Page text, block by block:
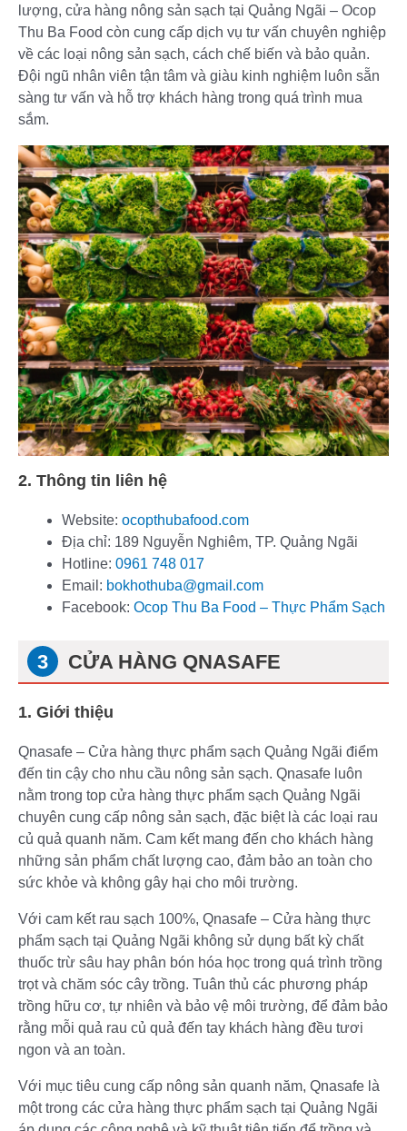
lượng, cửa hàng nông sản sạch tại Quảng Ngãi – Ocop
Thu Ba Food còn cung cấp dịch vụ tư vấn chuyên nghiệp
về các loại nông sản sạch, cách chế biến và bảo quản.
Đội ngũ nhân viên tận tâm và giàu kinh nghiệm luôn sẵn
sàng tư vấn và hỗ trợ khách hàng trong quá trình mua
sắm.
2. Thông tin liên hệ
Website: ocopthubafood.com
Địa chỉ: 189 Nguyễn Nghiêm, TP. Quảng Ngãi
Hotline: 0961 748 017
Email: bokhothuba@gmail.com
Facebook: Ocop Thu Ba Food – Thực Phẩm Sạch
CỬA HÀNG QNASAFE
1. Giới thiệu
Qnasafe – Cửa hàng thực phẩm sạch Quảng Ngãi điểm
đến tin cậy cho nhu cầu nông sản sạch. Qnasafe luôn
nằm trong top cửa hàng thực phẩm sạch Quảng Ngãi
chuyên cung cấp nông sản sạch, đặc biệt là các loại rau
củ quả quanh năm. Cam kết mang đến cho khách hàng
những sản phẩm chất lượng cao, đảm bảo an toàn cho
sức khỏe và không gây hại cho môi trường.
Với cam kết rau sạch 100%, Qnasafe – Cửa hàng thực
phẩm sạch tại Quảng Ngãi không sử dụng bất kỳ chất
thuốc trừ sâu hay phân bón hóa học trong quá trình trồng
trọt và chăm sóc cây trồng. Tuân thủ các phương pháp
trồng hữu cơ, tự nhiên và bảo vệ môi trường, để đảm bảo
rằng mỗi quả rau củ quả đến tay khách hàng đều tươi
ngon và an toàn.
Với mục tiêu cung cấp nông sản quanh năm, Qnasafe là
một trong các cửa hàng thực phẩm sạch tại Quảng Ngãi